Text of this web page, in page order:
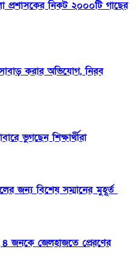
নিকট ২০০০টি গাছের
করার অভিযোগ, নিরব
ভুগছেন শিক্ষার্থীরা
জন্য বিশেষ সম্মানের মুহূর্ত
জনকে জেলহাজতে প্রেরণের